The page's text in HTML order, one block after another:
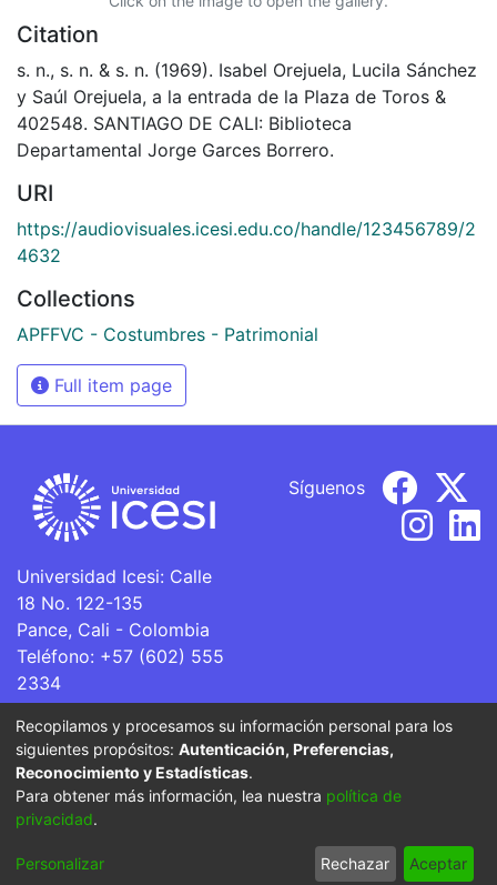
Citation
s. n., s. n. & s. n. (1969). Isabel Orejuela, Lucila Sánchez
y Saúl Orejuela, a la entrada de la Plaza de Toros &
402548. SANTIAGO DE CALI: Biblioteca
Departamental Jorge Garces Borrero.
URI
https://audiovisuales.icesi.edu.co/handle/123456789/2
4632
Collections
APFFVC - Costumbres - Patrimonial
Full item page
Universidad Icesi: Calle
18 No. 122-135
Pance, Cali - Colombia
Teléfono: +57 (602) 555
2334
ventanillaunica@icesi.edu.co
Síguenos
La Universidad Icesi es una Institución de Educación
Superior que se encuentra sujeta a inspección y vigilancia
por parte del Ministerio de Educación Nacional.
Cookie
End User
Agreement
Send
Feedback
Recopilamos y procesamos su información personal para los
siguientes propósitos: Autenticación, Preferencias,
Reconocimiento y Estadísticas.
Para obtener más información, lea nuestra política de
privacidad.
Personalizar Rechazar Aceptar